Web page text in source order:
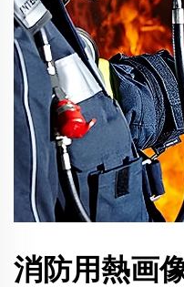
消防用熱画